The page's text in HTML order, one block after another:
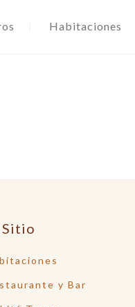
Habitaciones
Sitio
y Bar